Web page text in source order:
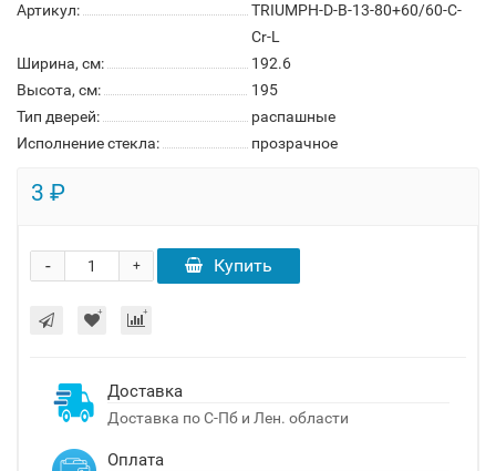
Артикул:
TRIUMPH-D-B-13-80+60/60-C-
Cr-L
Ширина, см:
192.6
Высота, см:
195
Тип дверей:
распашные
Исполнение стекла:
прозрачное
3 ₽
+
- Купить
Доставка
Доставка по С-Пб и Лен. области
Оплата